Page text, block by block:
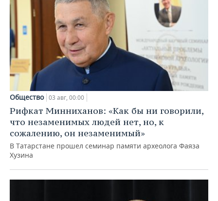
Общество 03 авг, 00:00
Рифкат Минниханов: «Как бы ни говорили,
что незаменимых людей нет, но, к
сожалению, он незаменимый»
В Татарстане прошел семинар памяти археолога Фаяза
Хузина